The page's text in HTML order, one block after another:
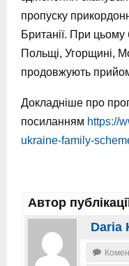
пропуску
Британії. При цьому
Польщі, Угорщині,
продовжують
Докладніше про
посиланням https://
ukraine-family-
Автор
Daria